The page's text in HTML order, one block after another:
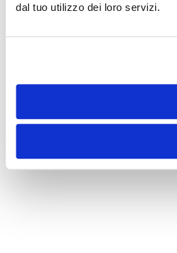
dal tuo utilizzo dei loro servizi.